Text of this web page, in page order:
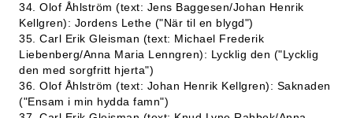
34. Olof Åhlström (text: Jens Baggesen/Johan Henrik
Kellgren): Jordens Lethe ("När til en blygd")
35. Carl Erik Gleisman (text: Michael Frederik
Liebenberg/Anna Maria Lenngren): Lycklig den ("Lycklig
den med sorgfritt hjerta")
36. Olof Åhlström (text: Johan Henrik Kellgren): Saknaden
("Ensam i min hydda famn")